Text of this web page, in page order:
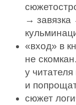
→ завязка
«вход» в
не
у
и
сюжет